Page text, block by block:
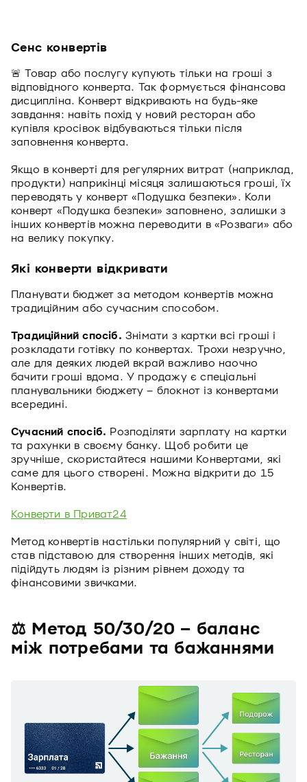
Сенс конвертів
🚨 Товар або послугу купують тільки на гроші з
відповідного конверта. Так формується фінансова
дисципліна. Конверт відкривають на будь-яке
завдання: навіть похід у новий ресторан або
купівля кросівок відбуваються тільки після
заповнення конверта.
Якщо в конверті для регулярних витрат (наприклад,
продукти) наприкінці місяця залишаються гроші, їх
переводять у конверт «Подушка безпеки». Коли
конверт «Подушка безпеки» заповнено, залишки з
інших конвертів можна переводити в «Розваги» або
на велику покупку.
Які конверти відкривати
Планувати бюджет за методом конвертів можна
традиційним або сучасним способом.
Традиційний спосіб. Знімати з картки всі гроші і
розкладати готівку по конвертах. Трохи незручно,
але для деяких людей вкрай важливо наочно
бачити гроші вдома. У продажу є спеціальні
планувальники бюджету – блокнот із конвертами
всередині.
Сучасний спосіб. Розподіляти зарплату на картки
та рахунки в своєму банку. Щоб робити це
зручніше, скористайтеся нашими Конвертами, які
саме для цього створені. Можна відкрити до 15
Конвертів.
Конверти в Приват24
Метод конвертів настільки популярний у світі, що
став підставою для створення інших методів, які
підійдуть людям із різним рівнем доходу та
фінансовими звичками.
⚖ Метод 50/30/20 – баланс
між потребами та бажаннями